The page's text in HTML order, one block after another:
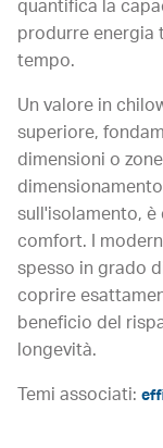
quantifica la
produrre energia
tempo.
Un valore in
superiore,
dimensioni o
sull'isolamento, è
comfort. I
spesso in grado
coprire
beneficio del
longevità.
Temi associati: